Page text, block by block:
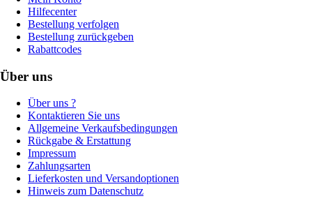
Hilfecenter
Bestellung verfolgen
Bestellung zurückgeben
Rabattcodes
Über uns
Über uns ?
Kontaktieren Sie uns
Allgemeine Verkaufsbedingungen
Rückgabe & Erstattung
Impressum
Zahlungsarten
Lieferkosten und Versandoptionen
Hinweis zum Datenschutz